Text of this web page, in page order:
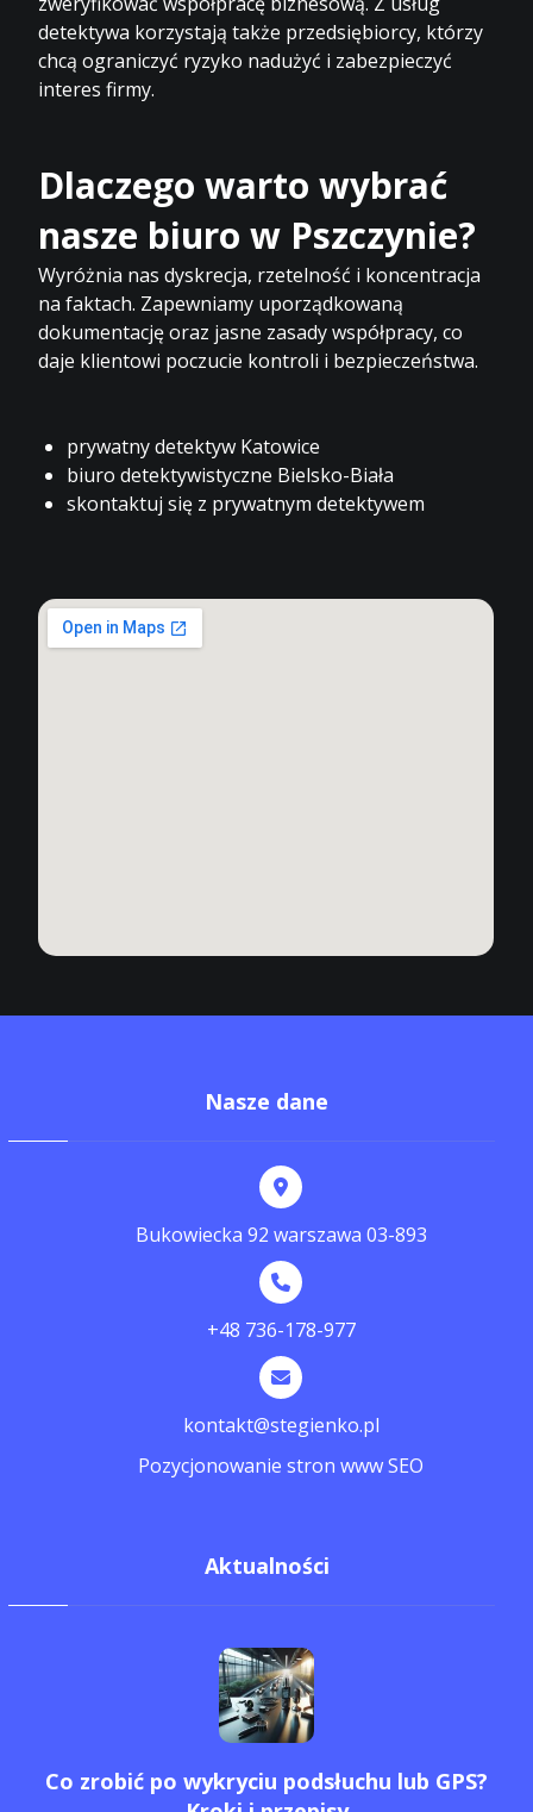
detektywa korzystają także przedsiębiorcy, którzy
chcą ograniczyć ryzyko nadużyć i zabezpieczyć
interes firmy.
Dlaczego warto wybrać
nasze biuro w Pszczynie?
Wyróżnia nas dyskrecja, rzetelność i koncentracja
na faktach. Zapewniamy uporządkowaną
dokumentację oraz jasne zasady współpracy, co
daje klientowi poczucie kontroli i bezpieczeństwa.
prywatny detektyw Katowice
biuro detektywistyczne Bielsko-Biała
skontaktuj się z prywatnym detektywem
Nasze dane
Bukowiecka 92 warszawa 03-893
+48 736-178-977
kontakt@stegienko.pl
Pozycjonowanie stron www SEO
Aktualności
Co zrobić po wykryciu podsłuchu lub GPS?